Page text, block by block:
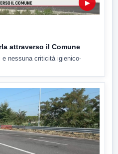
▶
attraverso il Comune
e nessuna criticità igienico-